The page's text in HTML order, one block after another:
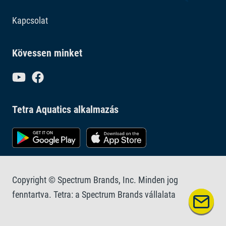
Kapcsolat
Kövessen minket
Tetra Aquatics alkalmazás
Copyright © Spectrum Brands, Inc. Minden jog
fenntartva. Tetra: a Spectrum Brands vállalata